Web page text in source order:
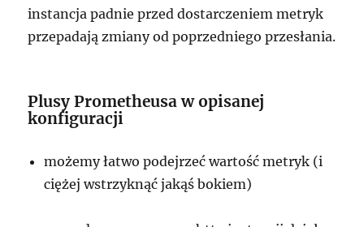
instancja padnie przed dostarczeniem metryk
przepadają zmiany od poprzedniego przesłania.
Plusy Prometheusa w opisanej
konfiguracji
możemy łatwo podejrzeć wartość metryk (i
ciężej wstrzyknąć jakąś bokiem)